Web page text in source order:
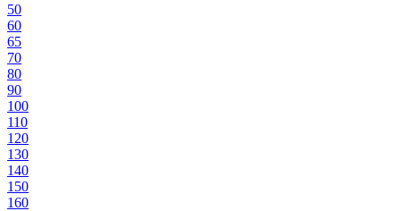
50
60
65
70
80
90
100
110
120
130
140
150
160